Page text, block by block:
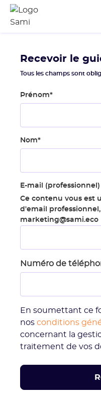
Recevoir le
Tous les champs sont
Prénom*
Nom*
E-mail (professionnel)
Ce contenu vous est
d'email
marketing@sami.eco
Numéro de
En soumettant ce
nos conditions
concernant la
traitement de vos